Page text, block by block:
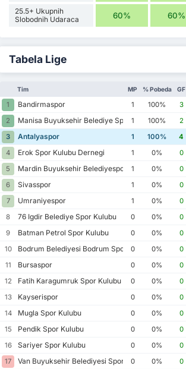
25.5+ Ukupnih
Slobodnih Udaraca
60% 60%
Tabela Lige
Tim MP % Pobeda GF
1 Bandirmaspor 1 100% 3
2
Manisa Buyuksehir Belediye Spor Kulubu
1 100% 2
3
Antalyaspor 1 100% 4
4
Erok Spor Kulubu Dernegi 1 0% 0
5
Mardin Buyuksehir Belediyespor 1 0% 0
6
Sivasspor 1 0% 0
7
Umraniyespor 1 0% 0
8
76 Igdir Belediye Spor Kulubu 0 0% 0
9
Batman Petrol Spor Kulubu 0 0% 0
10
Bodrum Belediyesi Bodrum Spor Kulubu
0 0% 0
11
Bursaspor 0 0% 0
12
Fatih Karagumruk Spor Kulubu 0 0% 0
13
Kayserispor 0 0% 0
14
Mugla Spor Kulubu 0 0% 0
15
Pendik Spor Kulubu 0 0% 0
16
Sariyer Spor Kulubu 0 0% 0
17
Van Buyuksehir Belediyesi Spor Kulubu
0 0% 0